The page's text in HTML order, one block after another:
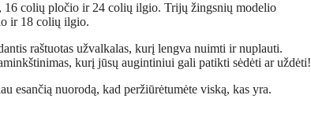
16 colių pločio ir 24 colių ilgio. Trijų žingsnių modelio
ir 18 colių ilgio.
raštuotas užvalkalas, kurį lengva nuimti ir nuplauti.
kurį jūsų augintiniui gali patikti sėdėti ar uždėti!
esančią nuorodą, kad peržiūrėtumėte viską, kas yra.